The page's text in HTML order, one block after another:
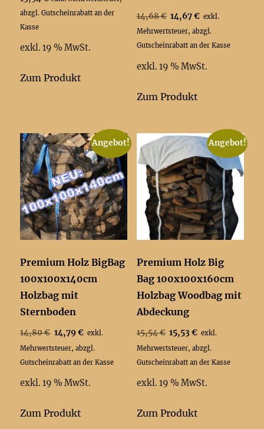
abzgl. Gutscheinrabatt an der
Kasse
exkl. 19 % MwSt.
Zum Produkt
14,68€ Ursprünglicher
Preis
war:
14,67€ Aktueller
Preis
ist:
exkl.
Mehrwertsteuer, abzgl.
Gutscheinrabatt an der Kasse
exkl. 19 % MwSt.
Zum Produkt
Angebot!
Premium Holz BigBag
100x100x140cm
Holzbag mit
Sternboden
14,80€ Ursprünglicher
Preis
war:
14,79€ Aktueller
Preis
ist:
exkl.
Mehrwertsteuer, abzgl.
Gutscheinrabatt an der Kasse
exkl. 19 % MwSt.
Zum Produkt
Angebot!
Premium Holz Big
Bag 100x100x160cm
Holzbag Woodbag mit
Abdeckung
15,54€ Ursprünglicher
Preis
war:
15,53€ Aktueller
Preis
ist:
exkl.
Mehrwertsteuer, abzgl.
Gutscheinrabatt an der Kasse
exkl. 19 % MwSt.
Zum Produkt